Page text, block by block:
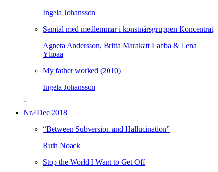
Ingela Johansson
Samtal med medlemmar i konstnärsgruppen Koncentrat
Agneta Andersson, Britta Marakatt Labba & Lena
Ylipää
My father worked (2010)
Ingela Johansson
ˇ
Nr.4Dec 2018
“Between Subversion and Hallucination”
Ruth Noack
Stop the World I Want to Get Off